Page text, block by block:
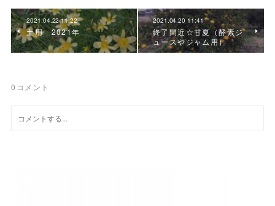
2021.04.22 11:22
土用 2021年
2021.04.20 11:41
終了間近☆甘夏（酵素ジ
ュースやジャム用）
0 コメント